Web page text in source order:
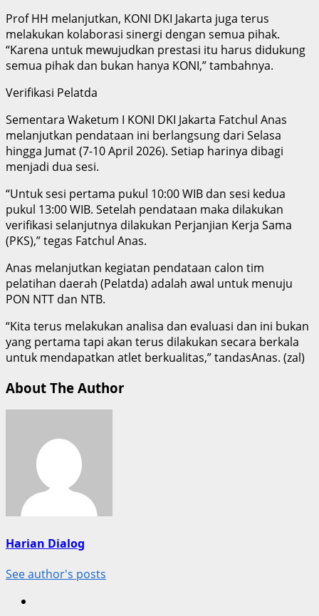
Prof HH melanjutkan, KONI DKI Jakarta juga terus
melakukan kolaborasi sinergi dengan semua pihak.
“Karena untuk mewujudkan prestasi itu harus didukung
semua pihak dan bukan hanya KONI,” tambahnya.
Verifikasi Pelatda
Sementara Waketum I KONI DKI Jakarta Fatchul Anas
melanjutkan pendataan ini berlangsung dari Selasa
hingga Jumat (7-10 April 2026). Setiap harinya dibagi
menjadi dua sesi.
“Untuk sesi pertama pukul 10:00 WIB dan sesi kedua
pukul 13:00 WIB. Setelah pendataan maka dilakukan
verifikasi selanjutnya dilakukan Perjanjian Kerja Sama
(PKS),” tegas Fatchul Anas.
Anas melanjutkan kegiatan pendataan calon tim
pelatihan daerah (Pelatda) adalah awal untuk menuju
PON NTT dan NTB.
“Kita terus melakukan analisa dan evaluasi dan ini bukan
yang pertama tapi akan terus dilakukan secara berkala
untuk mendapatkan atlet berkualitas,” tandasAnas. (zal)
About The Author
Harian Dialog
See author's posts